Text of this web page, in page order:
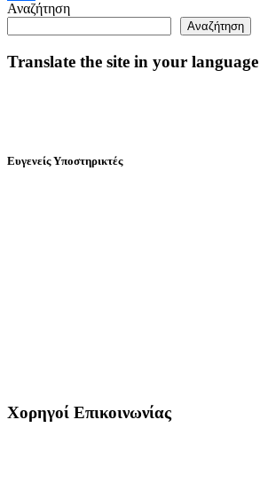
Μοιραστείτε
Αναζήτηση
Αναζήτηση
Translate the site in your language
Ευγενείς Υποστηρικτές
Χορηγοί Επικοινωνίας